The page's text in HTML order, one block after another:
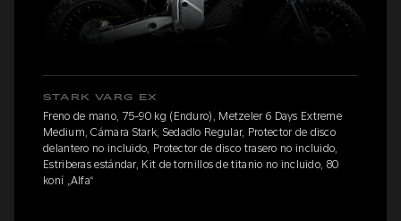
STARK VARG EX
Freno de mano, 75-90 kg (Enduro), Metzeler 6 Days Extreme
Medium, Cámara Stark, Sedadlo Regular, Protector de disco
delantero no incluido, Protector de disco trasero no incluido,
Estriberas estándar, Kit de tornillos de titanio no incluido, 80
koní „Alfa“